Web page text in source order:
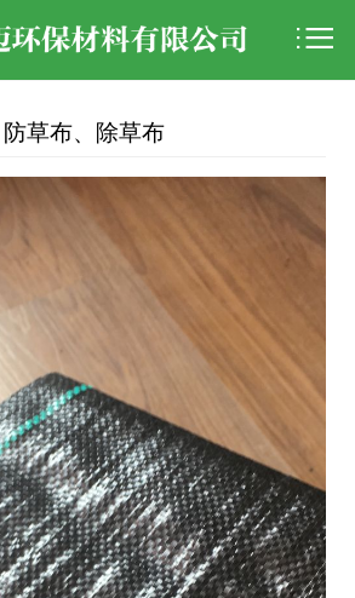

防草布、除草布